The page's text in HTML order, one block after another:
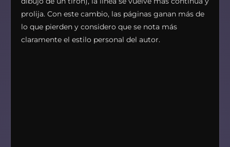
prolija. Con este cambio, las páginas ganan más de
lo que pierden y considero que se nota más
claramente el estilo personal del autor.